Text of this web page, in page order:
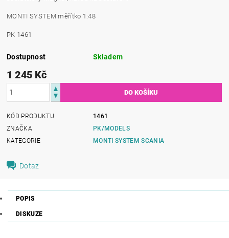
MONTI SYSTEM měřítko 1:48
PK 1461
Dostupnost Skladem
1 245 Kč
KÓD PRODUKTU
1461
ZNAČKA
PK/MODELS
KATEGORIE
MONTI SYSTEM SCANIA
Dotaz
POPIS
DISKUZE